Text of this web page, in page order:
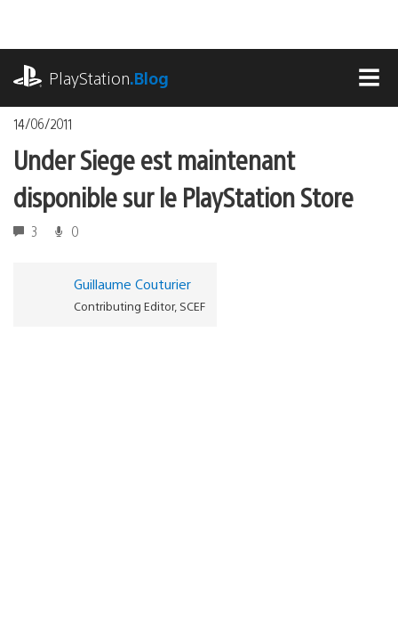
contenu
PlayStation.Blog
14/06/2011
Under Siege est maintenant
disponible sur le PlayStation Store
3 0
Guillaume Couturier
Contributing Editor, SCEF